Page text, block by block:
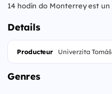
14 hodin do Monterrey est
Details
Producteur Univerzita
Genres